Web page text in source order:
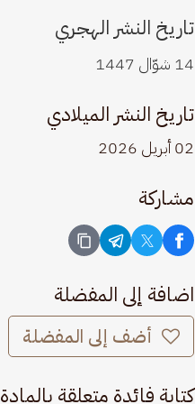
تاريخ النشر الهجري
14 شوّال 1447
تاريخ النشر الميلادي
02 أبريل 2026
مشاركة
اضافة إلى المفضلة
أضف إلى المفضلة
كتابة فائدة متعلقة بالمادة